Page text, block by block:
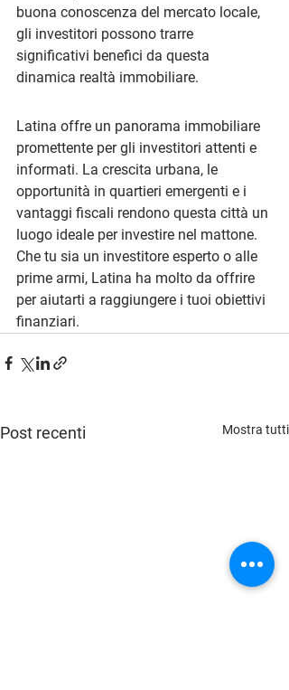
buona conoscenza del mercato locale,
gli investitori possono trarre
significativi benefici da questa
dinamica realtà immobiliare.
Latina offre un panorama immobiliare
promettente per gli investitori attenti e
informati. La crescita urbana, le
opportunità in quartieri emergenti e i
vantaggi fiscali rendono questa città un
luogo ideale per investire nel mattone.
Che tu sia un investitore esperto o alle
prime armi, Latina ha molto da offrire
per aiutarti a raggiungere i tuoi obiettivi
finanziari.
Post recenti Mostra tutti